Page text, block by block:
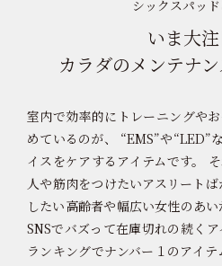
シックスパッ
いま大注
カラダのメンテナ
室内で効率的にトレーニングや
めているのが、
“EMS”や“LED”
イスをケアするアイテムです。
人や筋肉をつけたいアスリートば
したい高齢者や幅広い女性のあい
SNSでバズって在庫切れの続くア
ランキングでナンバー１のアイテ